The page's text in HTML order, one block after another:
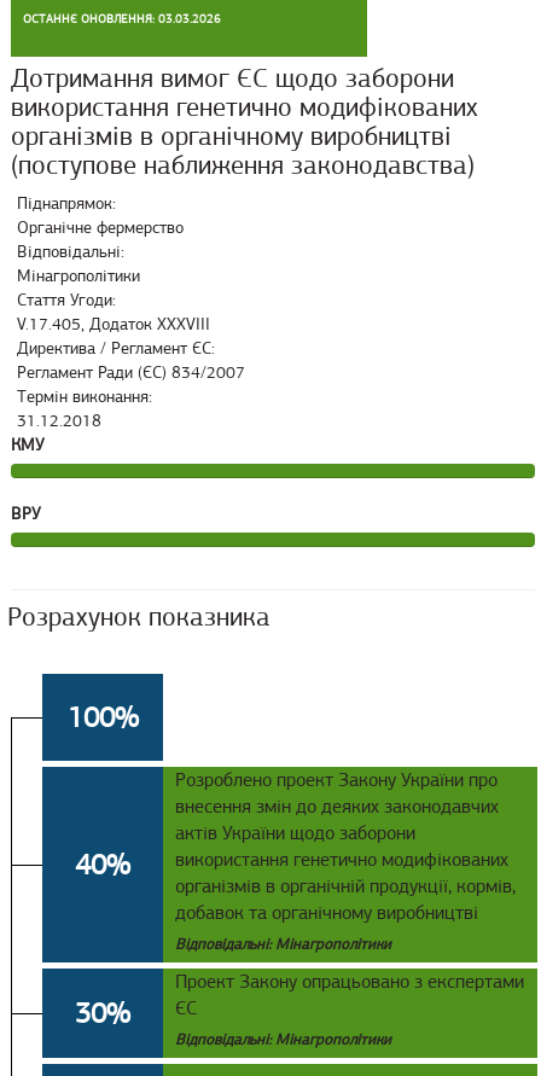
ОСТАННЄ ОНОВЛЕННЯ: 03.03.2026
Дотримання вимог ЄС щодо заборони
використання генетично модифікованих
організмів в органічному виробництві
(поступове наближення законодавства)
Піднапрямок:
Органічне фермерство
Відповідальні:
Мінагрополітики
Стаття Угоди:
V.17.405, Додаток XXXVIII
Директива / Регламент ЄС:
Регламент Ради (ЄС) 834/2007
Термін виконання:
31.12.2018
КМУ
ВРУ
Розрахунок показника
100%
40%
Розроблено проект Закону України про
внесення змін до деяких законодавчих
актів України щодо заборони
використання генетично модифікованих
організмів в органічній продукції, кормів,
добавок та органічному виробництві
Відповідальні: Мінагрополітики
30%
Проект Закону опрацьовано з експертами
ЄС
Відповідальні: Мінагрополітики